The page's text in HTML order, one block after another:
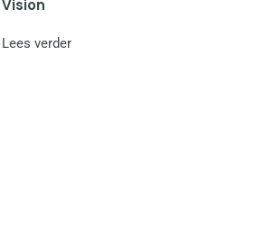
Vision
Lees verder